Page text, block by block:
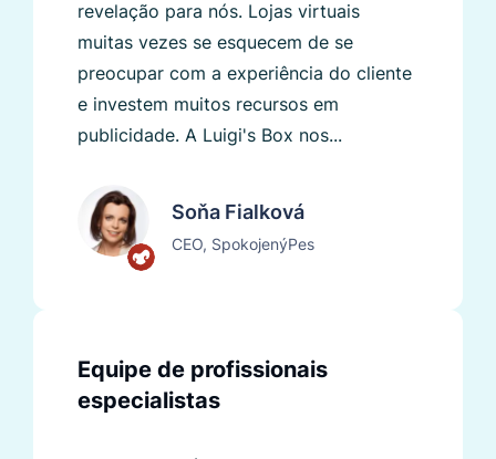
revelação para nós. Lojas virtuais
muitas vezes se esquecem de se
preocupar com a experiência do cliente
e investem muitos recursos em
publicidade. A Luigi's Box nos...
Soňa Fialková
CEO, SpokojenýPes
Equipe de profissionais
especialistas